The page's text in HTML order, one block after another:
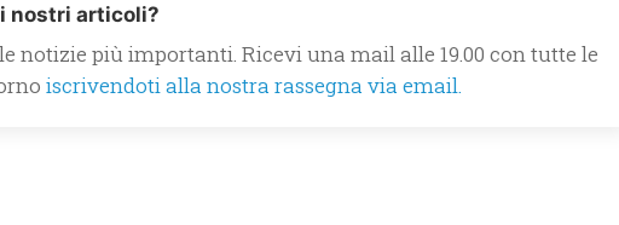
nostri articoli?
notizie più importanti. Ricevi una mail alle 19.00 con tutte le
iscrivendoti alla nostra rassegna via email.